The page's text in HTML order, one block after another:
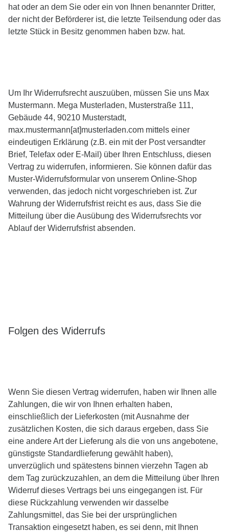
hat oder an dem Sie oder ein von Ihnen benannter Dritter,
der nicht der Beförderer ist, die letzte Teilsendung oder das
letzte Stück in Besitz genommen haben bzw. hat.
Um Ihr Widerrufsrecht auszuüben, müssen Sie uns Max
Mustermann. Mega Musterladen, Musterstraße 111,
Gebäude 44, 90210 Musterstadt,
max.mustermann[at]musterladen.com mittels einer
eindeutigen Erklärung (z.B. ein mit der Post versandter
Brief, Telefax oder E-Mail) über Ihren Entschluss, diesen
Vertrag zu widerrufen, informieren. Sie können dafür das
Muster-Widerrufsformular von unserem Online-Shop
verwenden, das jedoch nicht vorgeschrieben ist. Zur
Wahrung der Widerrufsfrist reicht es aus, dass Sie die
Mitteilung über die Ausübung des Widerrufsrechts vor
Ablauf der Widerrufsfrist absenden.
Folgen des Widerrufs
Wenn Sie diesen Vertrag widerrufen, haben wir Ihnen alle
Zahlungen, die wir von Ihnen erhalten haben,
einschließlich der Lieferkosten (mit Ausnahme der
zusätzlichen Kosten, die sich daraus ergeben, dass Sie
eine andere Art der Lieferung als die von uns angebotene,
günstigste Standardlieferung gewählt haben),
unverzüglich und spätestens binnen vierzehn Tagen ab
dem Tag zurückzuzahlen, an dem die Mitteilung über Ihren
Widerruf dieses Vertrags bei uns eingegangen ist. Für
diese Rückzahlung verwenden wir dasselbe
Zahlungsmittel, das Sie bei der ursprünglichen
Transaktion eingesetzt haben, es sei denn, mit Ihnen